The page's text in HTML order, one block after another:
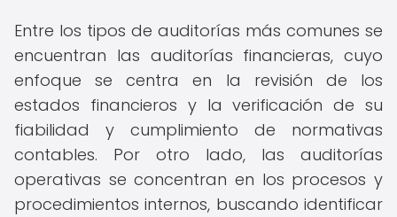
Entre los tipos de auditorías más comunes se
encuentran las auditorías financieras, cuyo
enfoque se centra en la revisión de los
estados financieros y la verificación de su
fiabilidad y cumplimiento de normativas
contables. Por otro lado, las auditorías
operativas se concentran en los procesos y
procedimientos internos, buscando identificar